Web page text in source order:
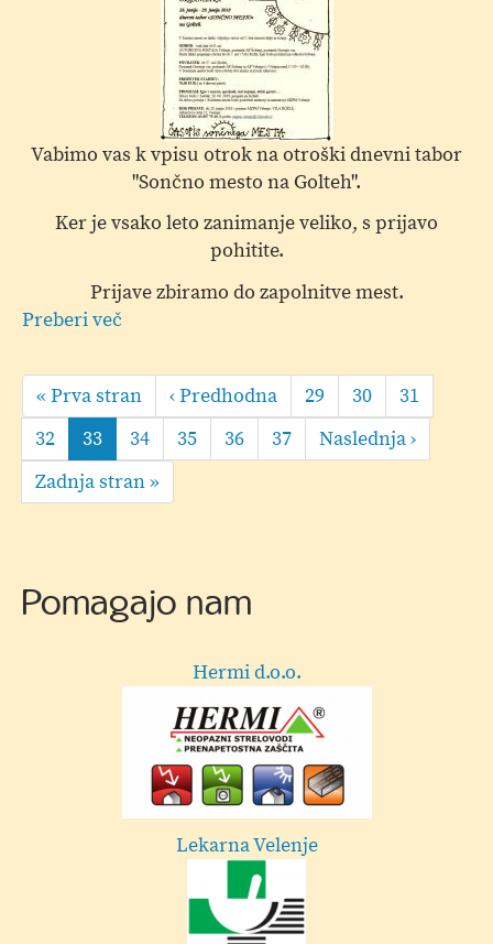
Vabimo vas k vpisu otrok na otroški dnevni tabor
"Sončno mesto na Golteh".
Ker je vsako leto zanimanje veliko, s prijavo
pohitite.
Prijave zbiramo do zapolnitve mest.
Preberi več
mesto
na
Golteh
-
dnevni
Pagination
First
page
« Prva stran
Predhodna
stran
‹ Predhodna Page
29 Page
30 Page
31
Page
32
Current
page
33 Page
34 Page
35 Page
36 Page
37
Naslednja
stran
Naslednja ›
Last
page
Zadnja stran »
Pomagajo nam
Lekarna Velenje